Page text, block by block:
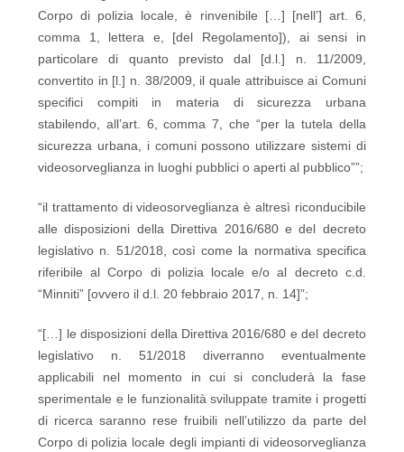
Corpo di polizia locale, è rinvenibile […] [nell’] art. 6,
comma 1, lettera e, [del Regolamento]), ai sensi in
particolare di quanto previsto dal [d.l.] n. 11/2009,
convertito in [l.] n. 38/2009, il quale attribuisce ai Comuni
specifici compiti in materia di sicurezza urbana
stabilendo, all’art. 6, comma 7, che “per la tutela della
sicurezza urbana, i comuni possono utilizzare sistemi di
videosorveglianza in luoghi pubblici o aperti al pubblico””;
“il trattamento di videosorveglianza è altresì riconducibile
alle disposizioni della Direttiva 2016/680 e del decreto
legislativo n. 51/2018, così come la normativa specifica
riferibile al Corpo di polizia locale e/o al decreto c.d.
“Minniti” [ovvero il d.l. 20 febbraio 2017, n. 14]”;
“[…] le disposizioni della Direttiva 2016/680 e del decreto
legislativo n. 51/2018 diverranno eventualmente
applicabili nel momento in cui si concluderà la fase
sperimentale e le funzionalità sviluppate tramite i progetti
di ricerca saranno rese fruibili nell’utilizzo da parte del
Corpo di polizia locale degli impianti di videosorveglianza